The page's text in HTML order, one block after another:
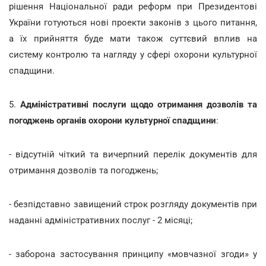
рішення Національної ради реформ при Президентові
України готуються нові проекти законів з цього питання,
а їх прийняття буде мати також суттєвий вплив на
систему контролю та нагляду у сфері охорони культурної
спадщини.
5. Адміністративні послуги щодо отримання дозволів та
погоджень органів охорони культурної спадщини:
- відсутній чіткий та вичерпний перелік документів для
отримання дозволів та погоджень;
- безпідставно завищений строк розгляду документів при
наданні адміністративних послуг - 2 місяці;
- заборона застосування принципу «мовчазної згоди» у